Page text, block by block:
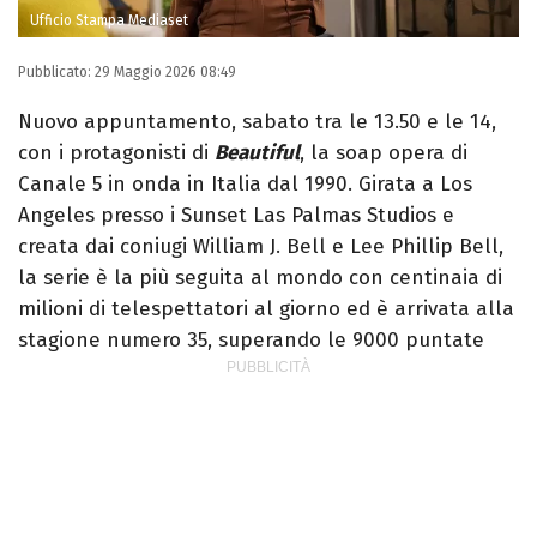
Ufficio Stampa Mediaset
Pubblicato: 29 Maggio 2026 08:49
Nuovo appuntamento, sabato tra le 13.50 e le 14,
con i protagonisti di Beautiful, la soap opera di
Canale 5 in onda in Italia dal 1990. Girata a Los
Angeles presso i Sunset Las Palmas Studios e
creata dai coniugi William J. Bell e Lee Phillip Bell,
la serie è la più seguita al mondo con centinaia di
milioni di telespettatori al giorno ed è arrivata alla
stagione numero 35, superando le 9000 puntate